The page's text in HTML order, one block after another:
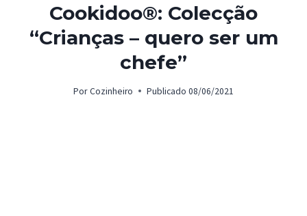
Cookidoo®: Colecção
“Crianças – quero ser um
chefe”
Por Cozinheiro Publicado 08/06/2021